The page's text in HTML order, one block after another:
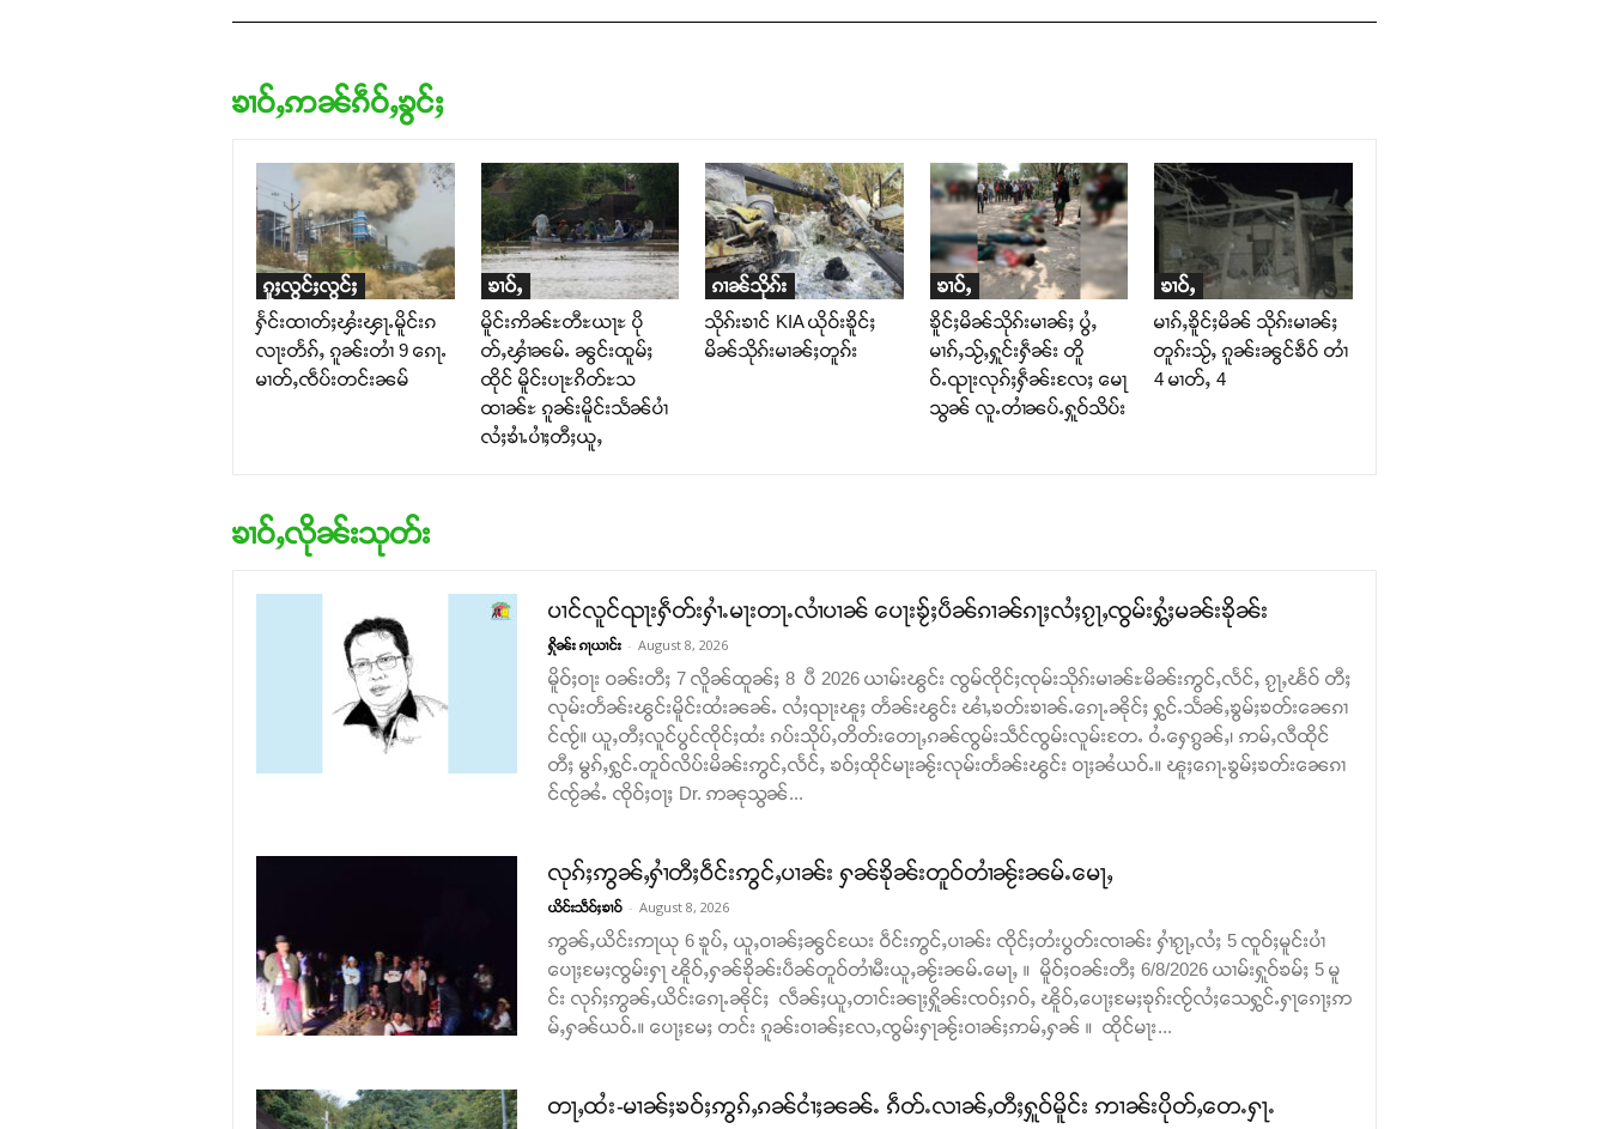
ၶၢဝ်ႇဢၼ်ၵဵဝ်ႇၶွင်ႈ
ၵူႈလွင်ႈလွင်ႈ
ႁႅင်းထၢတ်ႈၾႆးၾႃႉမိူင်းၵ
လႃးတႅၵ်ႇ ၵူၼ်းတၢႆ 9 ၵေႃႉ
မၢတ်ႇၸဵပ်းတင်းၼမ်
ၶၢဝ်ႇ
မိူင်းဢိၼ်ႊတီႊယႃႊ ပို
တ်ႇၾၢႆၼမ်ႉ ၼွင်းထူမ်ႈ
ထိုင် မိူင်းပႃႊၵိတ်ႊသ
ထၢၼ်ႊ ၵူၼ်းမိူင်းသႅၼ်ပၢႆ
လႆႈၶၢႆႉပၢႆႈတီႈယူႇ
ၵၢၼ်သိုၵ်း
သိုၵ်းၶၢင် KIA ယိုဝ်းၶိူင်ႈ
မိၼ်သိုၵ်းမၢၼ်ႈတူၵ်း
ၶၢဝ်ႇ
ၶိူင်ႈမိၼ်သိုၵ်းမၢၼ်ႈ ပွႆႇ
မၢၵ်ႇသႂ်ႇႁူင်းႁဵၼ်း တိူ
ဝ်ႉၺႃးလုၵ်ႈႁဵၼ်းလႄႈ မေႃ
သွၼ် လူႉတၢႆၼပ်ႉႁူဝ်သိပ်း
ၶၢဝ်ႇ
မၢၵ်ႇၶိူင်ႈမိၼ် သိုၵ်းမၢၼ်ႈ
တူၵ်းသႂ်ႇ ၵူၼ်းၼွင်ၶဵဝ် တၢႆ
4 မၢတ်ႇ 4
ၶၢဝ်ႇလိုၼ်းသုတ်း
ပၢင်လူင်ၺႃးႁဵတ်းႁၢႆႉမႃးတႃႉလၢႆပၢၼ် ​​ပေႃးၶႂ်ႈပဵၼ်ၵၢၼ်ၵႃႈလႆႈၵႂႃႇၸွမ်းႁွႆႈမၼ်းၶိုၼ်း
ႁိုၼ်း ၵႃယၢင်း - August 8, 2026
မိူဝ်ႈဝႃး ဝၼ်းတီႈ 7 လိူၼ်ထူၼ်ႈ 8 ပီ 2026 ယၢမ်းၽွင်း ၸွမ်ၸိုင်ႈၸုမ်းသိုၵ်းမၢၼ်ႊမိၼ်းဢွင်ႇလႅင်ႇ ၵႂႃႇၽႅဝ် တီႈ
လုမ်းတႅၼ်းၽွင်းမိူင်းထႆးၼၼ်ႉ လႆႈၺႃးၽူႈ တႅၼ်းၽွင်း ၽၢႆႇၶတ်းၶၢၼ်ႉ​​ၵေႃႉၼိုင်ႈ ႁွင်ႉသႅၼ်ႇၶွမ်ႈၶတ်း​​ၼေၵၢ
င်ၸႂ်။ ယူႇတီႈလူင်ပွင်ၸိုင်ႈထႆး ၵပ်းသိုပ်ႇတိတ်း​​တေႃႇၵၼ်ၸွမ်းသဵင်ၸွမ်းလူမ်းတႄႉ ဝႆႉ​​ႁေၵွၼ်ႇ၊ ဢမ်ႇလီထိုင်
တီႈ မွၵ်ႇႁွင်ႉတူဝ်လိပ်းမိၼ်းဢွင်ႇလႅင်ႇ ၶဝ်ႈထိုင်မႃးၼႂ်းလုမ်းတႅၼ်းၽွင်း ဝႃႈၼႆယဝ်ႉ။ ၽူႈ​​ၵေႃႉၶွမ်ႈၶတ်း​​ၼေၵၢ
င်ၸႂ်ၼႆႉ ၸိုဝ်ႈဝႃႈ Dr. ဢၼုသွၼ်...
လုၵ်ႈဢွၼ်ႇႁၢႆတီႈဝဵင်းဢွင်ႇပၢၼ်း ႁၼ်ၶိုၼ်းတူဝ်တၢႆၼႂ်းၼမ်ႉမေႃႇ
ယိင်းသဵဝ်ႈၶၢဝ် - August 8, 2026
ဢွၼ်ႇယိင်းဢႃယု 6 ၶူပ်ႇ ယူႇဝၢၼ်ႈၼွင်ယႄး ဝဵင်းဢွင်ႇပၢၼ်း ၸိုင်ႈတႆးပွတ်းၸၢၼ်း ႁၢႆၵႂႃႇလႆႈ 5 ၸူဝ်ႈမူင်းပၢႆ
ပေႃႈမႄႈၸွမ်းႁႃ ၽိူဝ်ႇႁၼ်ၶိုၼ်းပဵၼ်တူဝ်တၢႆမီးယူႇၼႂ်းၼမ်ႉမေႃႇ ။ မိူဝ်ႈဝၼ်းတီႈ 6/8/2026 ယၢမ်းႁူဝ်ၶမ်ႈ 5 မူ
င်း လုၵ်ႈဢွၼ်ႇယိင်းၵေႃႉၼိုင်ႈ လဵၼ်ႈယူႇတၢင်းၼႃႈႁိူၼ်းၸဝ်ႈၵဝ်ႇ ၽိူဝ်ႇပေႃႈမႄႈၶုၵ်းၸႂ်လႆႈသေႁွင်ႉႁႃၵေႃႈဢ
မ်ႇႁၼ်ယဝ်ႉ။ ပေႃႈမႄႈ တင်း ၵူၼ်းဝၢၼ်ႈလႄႇၸွမ်းႁႃၼႂ်းဝၢၼ်ႈဢမ်ႇႁၼ် ။ ထိုင်မႃး...
တႃႇထႆး-မၢၼ်ႈၶဝ်ႈဢွၵ်ႇၵၼ်ငၢႆႈၼၼ်ႉ ၵဵတ်ႉလၢၼ်ႇတီႈႁူဝ်မိူင်း ဢၢၼ်းပိုတ်ႇတေႉႁႃႉ